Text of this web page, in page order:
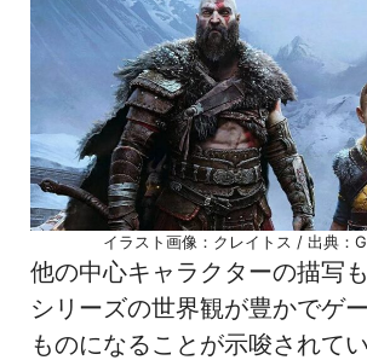
イラスト画像：クレイトス / 出典：
他の中心キャラクターの描写も
シリーズの世界観が豊かでゲ
ものになることが示唆されて